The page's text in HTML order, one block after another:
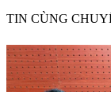
TIN CÙNG